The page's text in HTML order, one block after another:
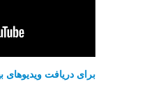
برای دریافت ویدیوهای